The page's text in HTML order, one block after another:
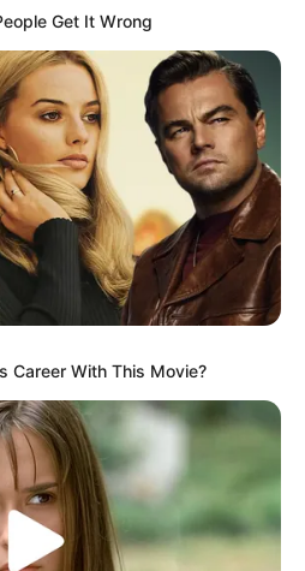
Get It Wrong
Career With This Movie?